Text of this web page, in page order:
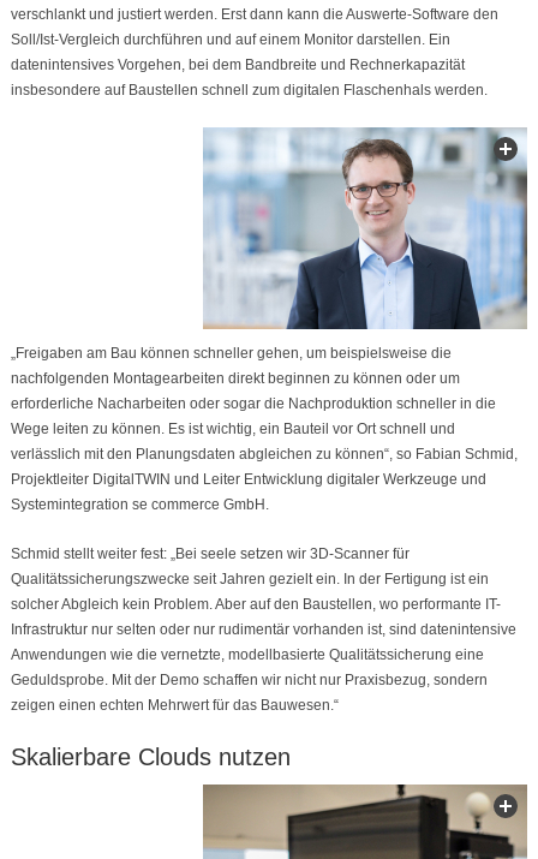
verschlankt und justiert werden. Erst dann kann die Auswerte-Software den
Soll/Ist-Vergleich durchführen und auf einem Monitor darstellen. Ein
datenintensives Vorgehen, bei dem Bandbreite und Rechnerkapazität
insbesondere auf Baustellen schnell zum digitalen Flaschenhals werden.
„Freigaben am Bau können schneller gehen, um beispielsweise die
nachfolgenden Montagearbeiten direkt beginnen zu können oder um
erforderliche Nacharbeiten oder sogar die Nachproduktion schneller in die
Wege leiten zu können. Es ist wichtig, ein Bauteil vor Ort schnell und
verlässlich mit den Planungsdaten abgleichen zu können“, so Fabian Schmid,
Projektleiter DigitalTWIN und Leiter Entwicklung digitaler Werkzeuge und
Systemintegration se commerce GmbH.
Schmid stellt weiter fest: „Bei seele setzen wir 3D-Scanner für
Qualitätssicherungszwecke seit Jahren gezielt ein. In der Fertigung ist ein
solcher Abgleich kein Problem. Aber auf den Baustellen, wo performante IT-
Infrastruktur nur selten oder nur rudimentär vorhanden ist, sind datenintensive
Anwendungen wie die vernetzte, modellbasierte Qualitätssicherung eine
Geduldsprobe. Mit der Demo schaffen wir nicht nur Praxisbezug, sondern
zeigen einen echten Mehrwert für das Bauwesen.“
Skalierbare Clouds nutzen